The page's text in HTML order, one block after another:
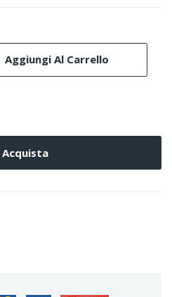
Aggiungi Al Carrello
Acquista